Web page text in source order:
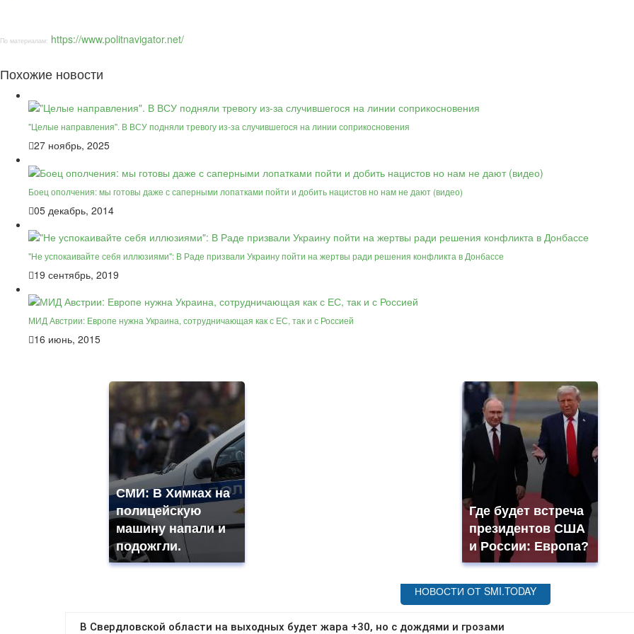
По материалам: https://www.politnavigator.net/
Похожие новости
"Целые направления". В ВСУ подняли тревогу из-за случившегося на линии соприкосновения
27 ноябрь, 2025
Боец ополчения: мы готовы даже с саперными лопатками пойти и добить нацистов но нам не дают (видео)
05 декабрь, 2014
"Не успокаивайте себя иллюзиями": В Раде призвали Украину пойти на жертвы ради решения конфликта в Донбассе
19 сентябрь, 2019
МИД Австрии: Европе нужна Украина, сотрудничающая как с ЕС, так и с Россией
16 июнь, 2015
СМИ: В Химках на
полицейскую
машину напали и
подожгли.
Где будет встреча
президентов США
и России: Европа?